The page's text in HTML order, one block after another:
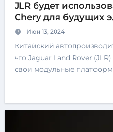
JLR будет
Chery для будущих
Июн 13, 2024
Китайский автопроизводитель Chery подтвердил,
что Jaguar Land Rover
свои модульные